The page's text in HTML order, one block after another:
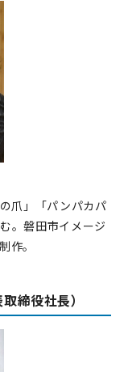
爪」「パンパカパ
。磐田市イメージ
作。
締役社長）